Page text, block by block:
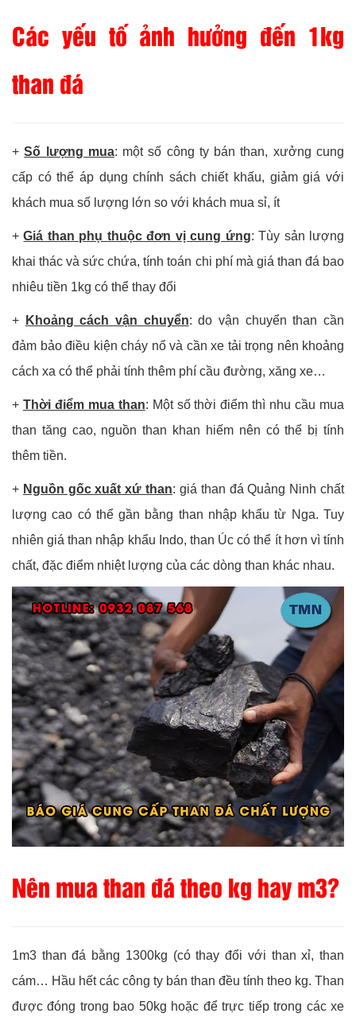
Các yếu tố ảnh hưởng đến 1kg
than đá
+Số lượng mua: một số công ty bán than, xưởng cung
cấp có thể áp dụng chính sách chiết khấu, giảm giá với
khách mua số lượng lớn so với khách mua sỉ, ít
+Giá than phụ thuộc đơn vị cung ứng: Tùy sản lượng
khai thác và sức chứa, tính toán chi phí mà giá than đá bao
nhiêu tiền 1kg có thể thay đổi
+ Khoảng cách vận chuyển: do vận chuyển than cần
đảm bảo điều kiện cháy nổ và cần xe tải trọng nên khoảng
cách xa có thể phải tính thêm phí cầu đường, xăng xe…
+ Thời điểm mua than: Một số thời điểm thì nhu cầu mua
than tăng cao, nguồn than khan hiếm nên có thể bị tính
thêm tiền.
+ Nguồn gốc xuất xứ than: giá than đá Quảng Ninh chất
lượng cao có thể gần bằng than nhập khẩu từ Nga. Tuy
nhiên giá than nhập khẩu Indo, than Úc có thể ít hơn vì tính
chất, đặc điểm nhiệt lượng của các dòng than khác nhau.
Nên mua than đá theo kg hay m3?
1m3 than đá bằng 1300kg (có thay đổi với than xỉ, than
cám… Hầu hết các công ty bán than đều tính theo kg. Than
được đóng trong bao 50kg hoặc để trực tiếp trong các xe